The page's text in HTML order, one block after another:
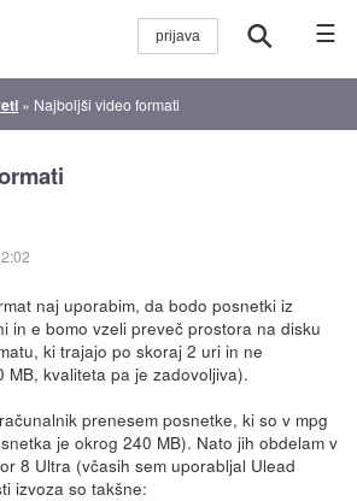
☰
» Najboljši video formati
naj uporabim, da bodo posnetki iz
in e bomo vzeli preveč prostora na disku
ki trajajo po skoraj 2 uri in ne
MB, kvaliteta pa je zadovoljiva).
prenesem posnetke, ki so v mpg
je okrog 240 MB). Nato jih obdelam v
8 Ultra (včasih sem uporabljal Ulead
izvoza so takšne: